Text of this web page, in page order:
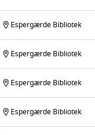
Espergærde Bibliotek
Espergærde Bibliotek
Espergærde Bibliotek
Espergærde Bibliotek